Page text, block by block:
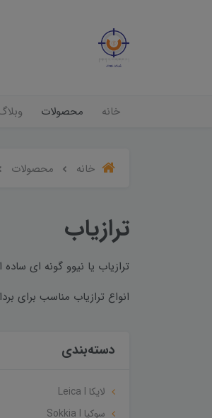
خانه محصولات
خانه محصولات
ترازیاب
ترازیاب یا نیوو گونه ای
انواع ترازیاب مناسب برای
دسته‌بندی
لایکا Leica I
سوکیا Sokkia I